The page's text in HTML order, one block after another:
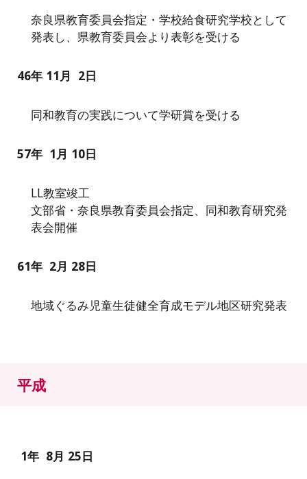
奈良県教育委員会指定・学校給食研究学校として
発表し、県教育委員会より表彰を受ける
46年 11月 2日
同和教育の実践について学研賞を受ける
57年 1月 10日
LL教室竣工
文部省・奈良県教育委員会指定、同和教育研究発
表会開催
61年 2月 28日
地域ぐるみ児童生徒健全育成モデル地区研究発表
平成
1年 8月 25日